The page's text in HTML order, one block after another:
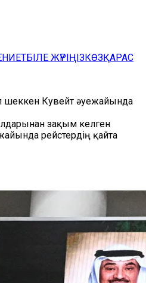
БІЛЕ ЖҮРІҢІЗКӨЗҚАРАС
Кувейт әуежайында
зақым келген
рейстердің қайта